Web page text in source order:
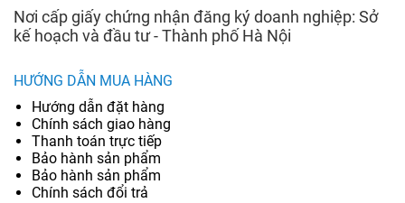
Nơi cấp giấy chứng nhận đăng ký doanh nghiệp: Sở
kế hoạch và đầu tư - Thành phố Hà Nội
HƯỚNG DẪN MUA HÀNG
Hướng dẫn đặt hàng
Chính sách giao hàng
Thanh toán trực tiếp
Bảo hành sản phẩm
Bảo hành sản phẩm
Chính sách đổi trả